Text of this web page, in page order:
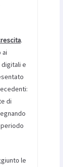
.
ai
e
di
le